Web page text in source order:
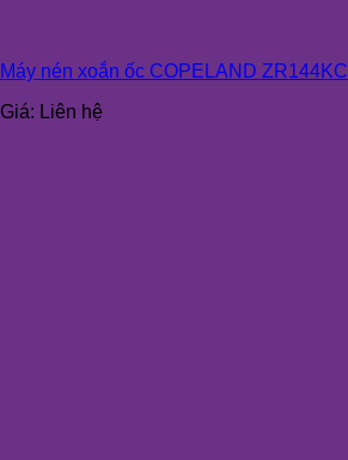
Máy nén xoắn ốc COPELAND
Giá: Liên hệ